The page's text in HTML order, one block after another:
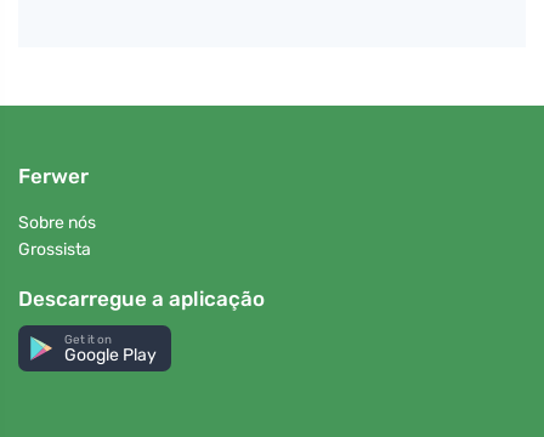
Ferwer
Sobre nós
Grossista
Descarregue a aplicação
Get it on
Google Play